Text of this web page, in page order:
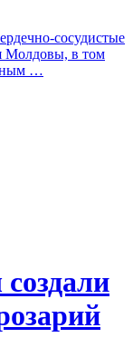
сосудистые
Молдовы, в том
…